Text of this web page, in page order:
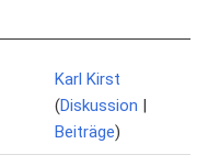
Karl Kirst
(Diskussion |
Beiträge)